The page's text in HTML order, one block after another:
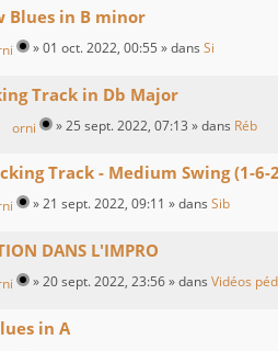
Blues in B minor
»01 oct. 2022, 00:55 » dans Si
Track in Db Major
orni »25 sept. 2022, 07:13 » dans Réb
Track - Medium Swing (1-6-
»21 sept. 2022, 09:11 » dans Sib
DANS L'IMPRO
»20 sept. 2022, 23:56» dans Vidéos
in A